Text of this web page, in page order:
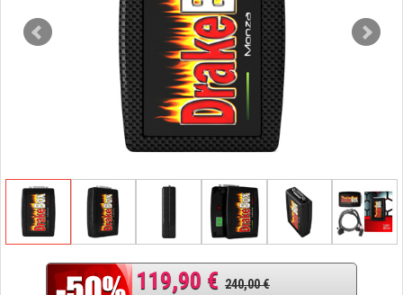
119,90 € 240,00 €